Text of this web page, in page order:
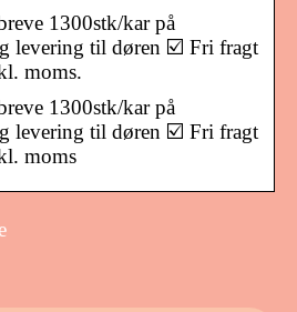
1300stk/kar på
levering til døren ☑️ Fri fragt
moms.
1300stk/kar på
levering til døren ☑️ Fri fragt
moms